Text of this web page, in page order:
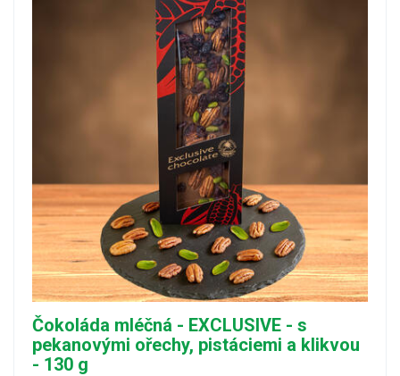
Čokoláda mléčná - EXCLUSIVE - s
pekanovými ořechy, pistáciemi a klikvou
- 130 g